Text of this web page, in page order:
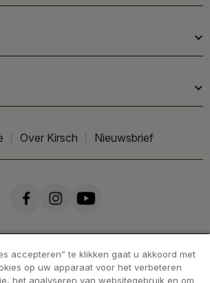
Over Kirsch Nieuwsbrief
accepteren” te klikken gaat u akkoord met
op uw apparaat voor het verbeteren
het analyseren van websitegebruik en om